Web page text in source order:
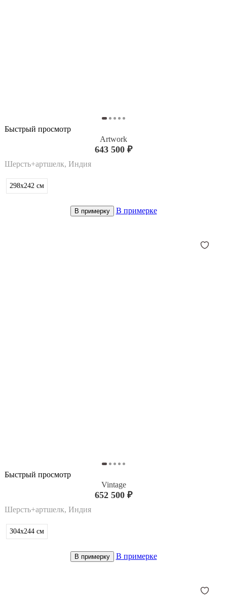
Быстрый просмотр
Artwork
643 500 ₽
Шерсть+артшелк, Индия
298x242 см
В примерку В примерке
Быстрый просмотр
Vintage
652 500 ₽
Шерсть+артшелк, Индия
304x244 см
В примерку В примерке